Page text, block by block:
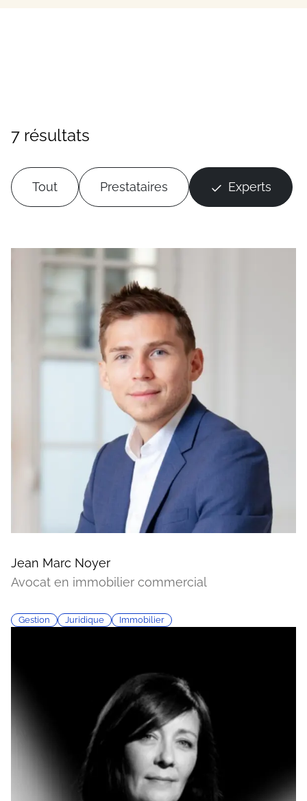
7 résultats
Tout Prestataires Experts
Jean Marc Noyer
Avocat en immobilier commercial
Gestion Juridique Immobilier